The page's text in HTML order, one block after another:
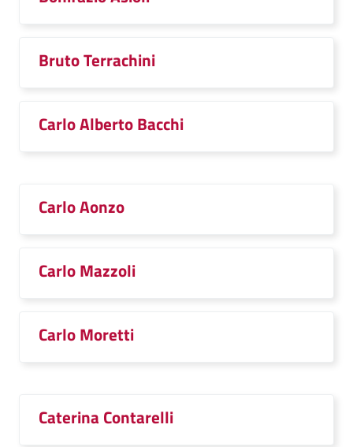
Bruto Terrachini
Carlo Alberto Bacchi
Carlo Aonzo
Carlo Mazzoli
Carlo Moretti
Caterina Contarelli